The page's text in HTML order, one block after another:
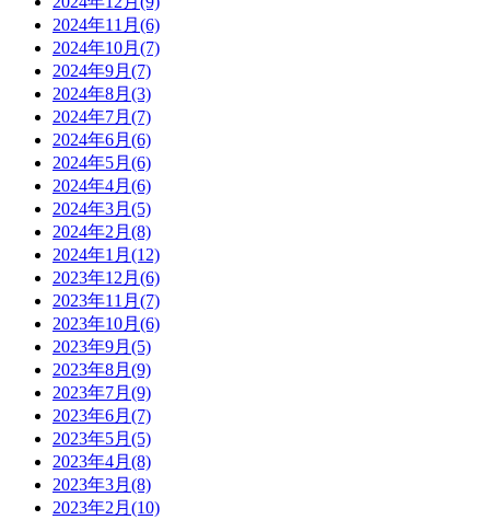
2024年11月(6)
2024年10月(7)
2024年9月(7)
2024年8月(3)
2024年7月(7)
2024年6月(6)
2024年5月(6)
2024年4月(6)
2024年3月(5)
2024年2月(8)
2024年1月(12)
2023年12月(6)
2023年11月(7)
2023年10月(6)
2023年9月(5)
2023年8月(9)
2023年7月(9)
2023年6月(7)
2023年5月(5)
2023年4月(8)
2023年3月(8)
2023年2月(10)